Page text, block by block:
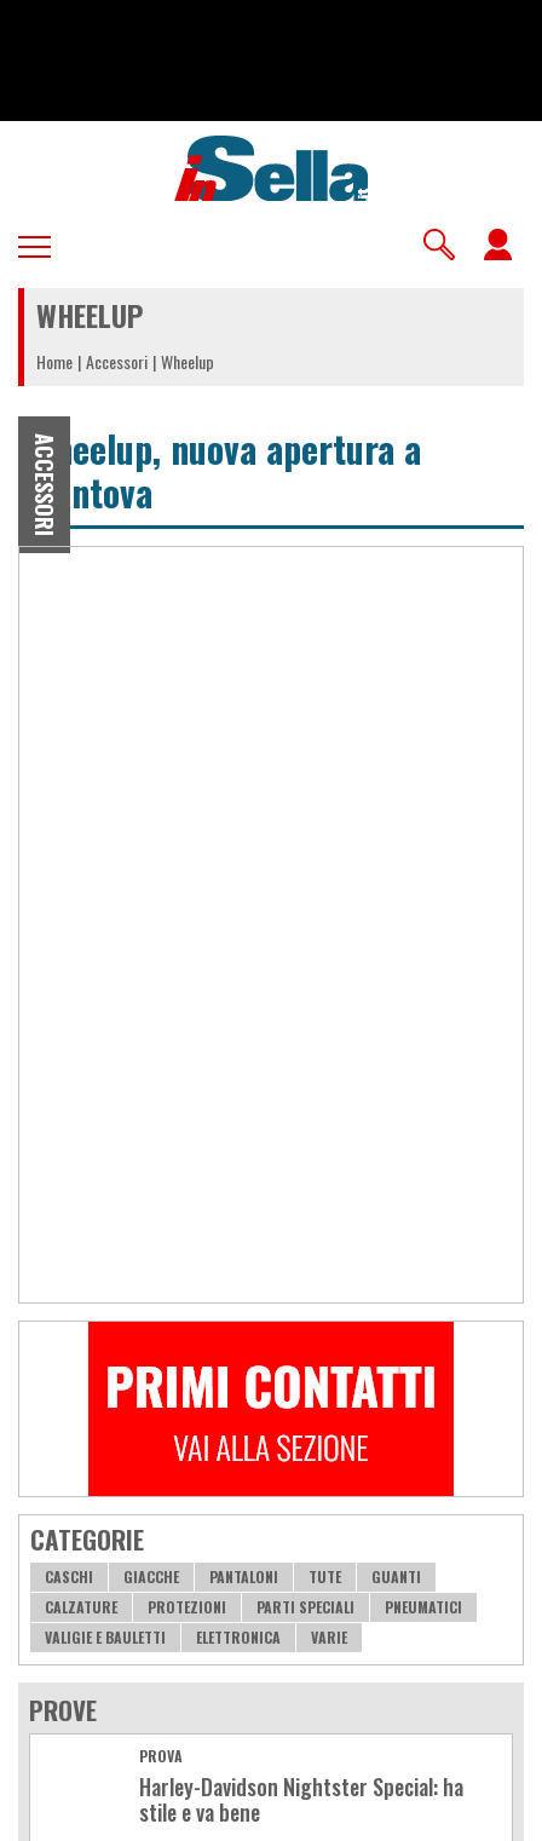
WHEELUP
Home Accessori Wheelup
ACCESSORI
Wheelup, nuova apertura a
Mantova
CATEGORIE
CASCHI GIACCHE PANTALONI TUTE
GUANTI
CALZATURE
PROTEZIONI PARTI SPECIALI
PNEUMATICI
VALIGIE E BAULETTI
ELETTRONICA VARIE
PROVE
PROVA
Harley-Davidson Nightster Special: ha
stile e va bene